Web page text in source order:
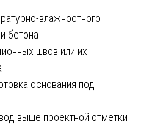
влажностного
бетона
швов или их
основания под
выше проектной отметки